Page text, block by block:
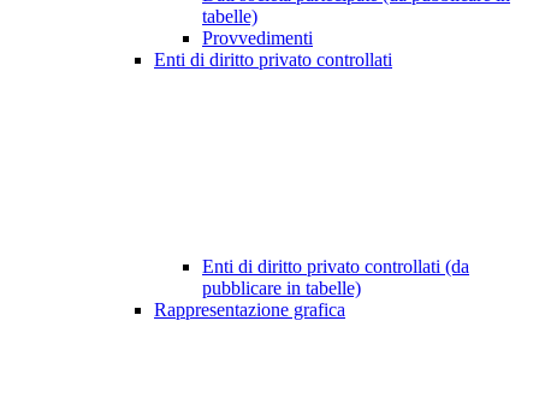
tabelle)
Provvedimenti
Enti di diritto privato controllati
Enti di diritto privato controllati (da
pubblicare in tabelle)
Rappresentazione grafica